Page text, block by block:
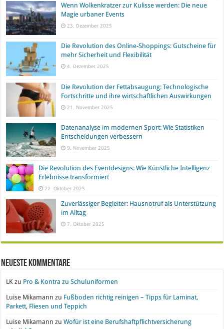
Wenn Wolkenkratzer zur Kulisse werden: Die neue
Magie urbaner Events
23. Dezember 2025
Die Revolution des Online-Shoppings: Gutscheine für
mehr Sicherheit und Flexibilität
4. Dezember 2025
Die Revolution der Fettabsaugung: Technologische
Fortschritte und ihre wirtschaftlichen Auswirkungen
21. November 2025
Datenanalyse im modernen Sport: Wie Statistiken
Entscheidungen verbessern
9. November 2025
Die Revolution des Eventdesigns: Wie Künstliche Intelligenz
Erlebnisse transformiert
22. Oktober 2025
Zuverlässiger Begleiter: Hausnotruf als Unterstützung
im Alltag
7. Oktober 2025
Neueste Kommentare
LK zu Pro & Kontra zu Schuluniformen
Luise Mikamann zu Fußboden richtig reinigen – Tipps für Laminat,
Parkett, Fliesen und Teppich
Luise Mikamann zuWofür ist eine Berufshaftpflichtversicherung